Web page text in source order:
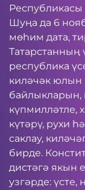
Республикасы
Шуңа да 6
мөһим дата,
Татарстанның
республика
киләчәк юлын
байлыкларын,
күтәрү, рухи
саклау,
бирде.
дистәгә якын
узгәрде: